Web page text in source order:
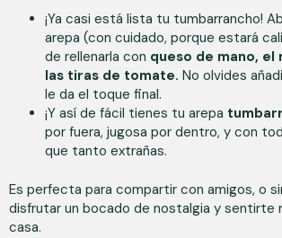
¡Ya casi está lista tu tumbarrancho!
arepa (con cuidado, porque estará
de rellenarla con queso de mano,
las tiras de tomate. No olvides
le da el toque final.
¡Y así de fácil tienes tu arepa
por fuera, jugosa por dentro, y con
que tanto extrañas.
Es perfecta para compartir con amigos, o
disfrutar un bocado de nostalgia y sentirte
casa.